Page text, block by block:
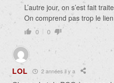
L’autre jour, on s’est fait
On comprend pas trop le
0 0
LOL 2 années il y a